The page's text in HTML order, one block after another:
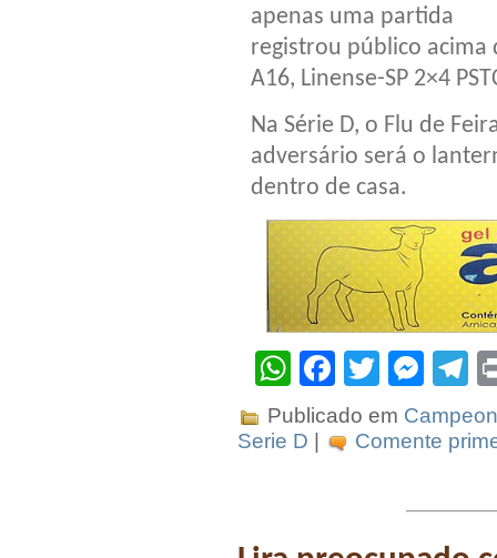
apenas uma partida
registrou público acima
A16, Linense-SP 2×4
Na Série D, o Flu de
adversário será o
dentro de casa.
WhatsApp
Facebook
Twitter
Publicado em
Serie D
Comente